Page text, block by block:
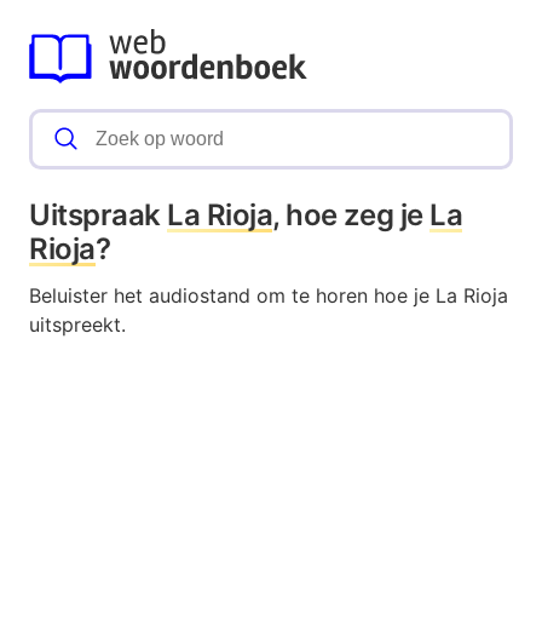
Uitspraak La Rioja, hoe zeg je La
Rioja?
Beluister het audiostand om te horen hoe je La Rioja
uitspreekt.